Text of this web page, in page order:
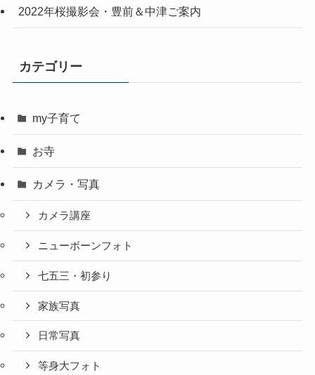
2022年桜撮影会・豊前＆中津ご案内
カテゴリー
my子育て
お寺
カメラ・写真
カメラ講座
ニューボーンフォト
七五三・初参り
家族写真
日常写真
等身大フォト